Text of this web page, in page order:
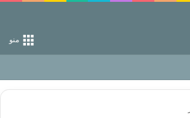
منو
زمین‌، دوری وکناره‌گیری از راه خداست‌!